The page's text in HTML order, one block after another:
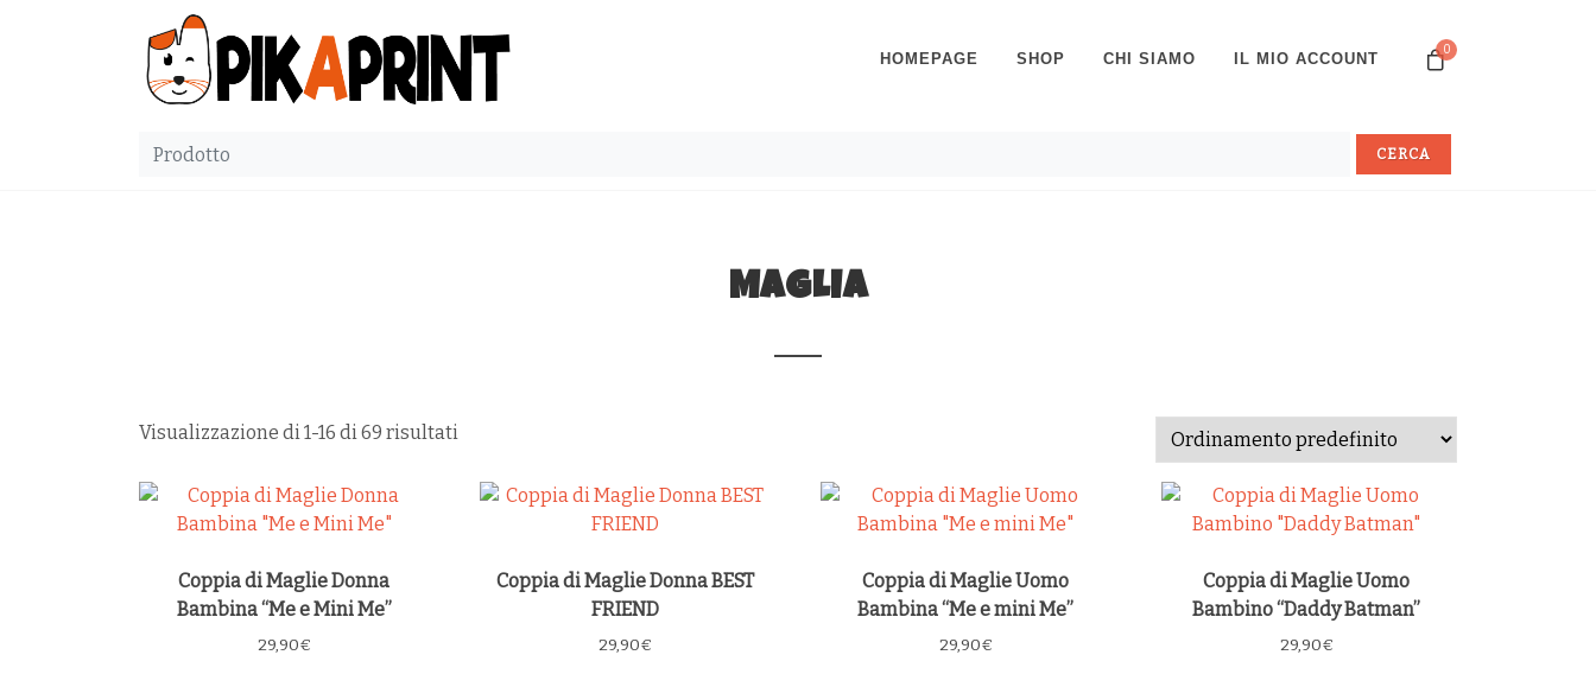
0
HOMEPAGE SHOP CHI SIAMO IL MIO ACCOUNT
MAGLIA
Visualizzazione di 1-16 di 69 risultati
Coppia di Maglie Donna
Bambina “Me e Mini Me”
29,90€
Coppia di Maglie Donna BEST
FRIEND
29,90€
Coppia di Maglie Uomo
Bambina “Me e mini Me”
29,90€
Coppia di Maglie Uomo
Bambino “Daddy Batman”
29,90€